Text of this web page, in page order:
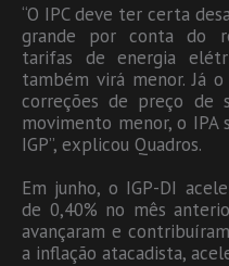
“O IPC deve ter certa
grande por conta do
tarifas de energia
também virá menor. Já
correções de preço de
movimento menor, o IPA
IGP”, explicou Quadros.
Em junho, o IGP-DI
de 0,40% no mês
avançaram e
a inflação atacadista,